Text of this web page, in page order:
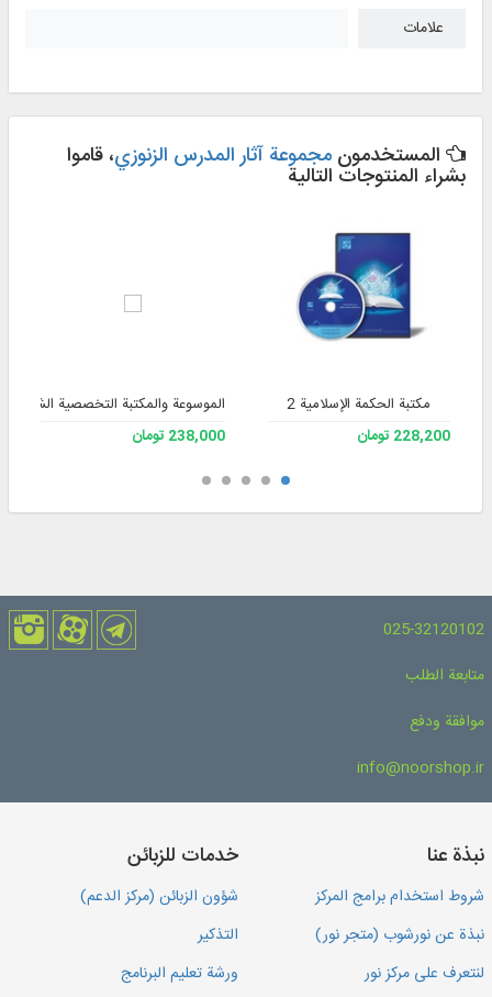
علامات
المستخدمون مجموعة آثار المدرس الزنوزي، قاموا
بشراء المنتوجات التالية
مکتبة الحکمة الإسلامیة 2
228,200 تومان
الموسوعة والمكتبة التخصصية الشاملة
238,000 تومان
025-32120102
متابعة الطلب
موافقة ودفع
info@noorshop.ir
نبذة عنا
شروط استخدام برامج المركز
نبذة عن نورشوب (متجر نور)
لنتعرف على مركز نور
خدمات للزبائن
شؤون الزبائن (مركز الدعم)
التذكير
ورشة تعليم البرنامج